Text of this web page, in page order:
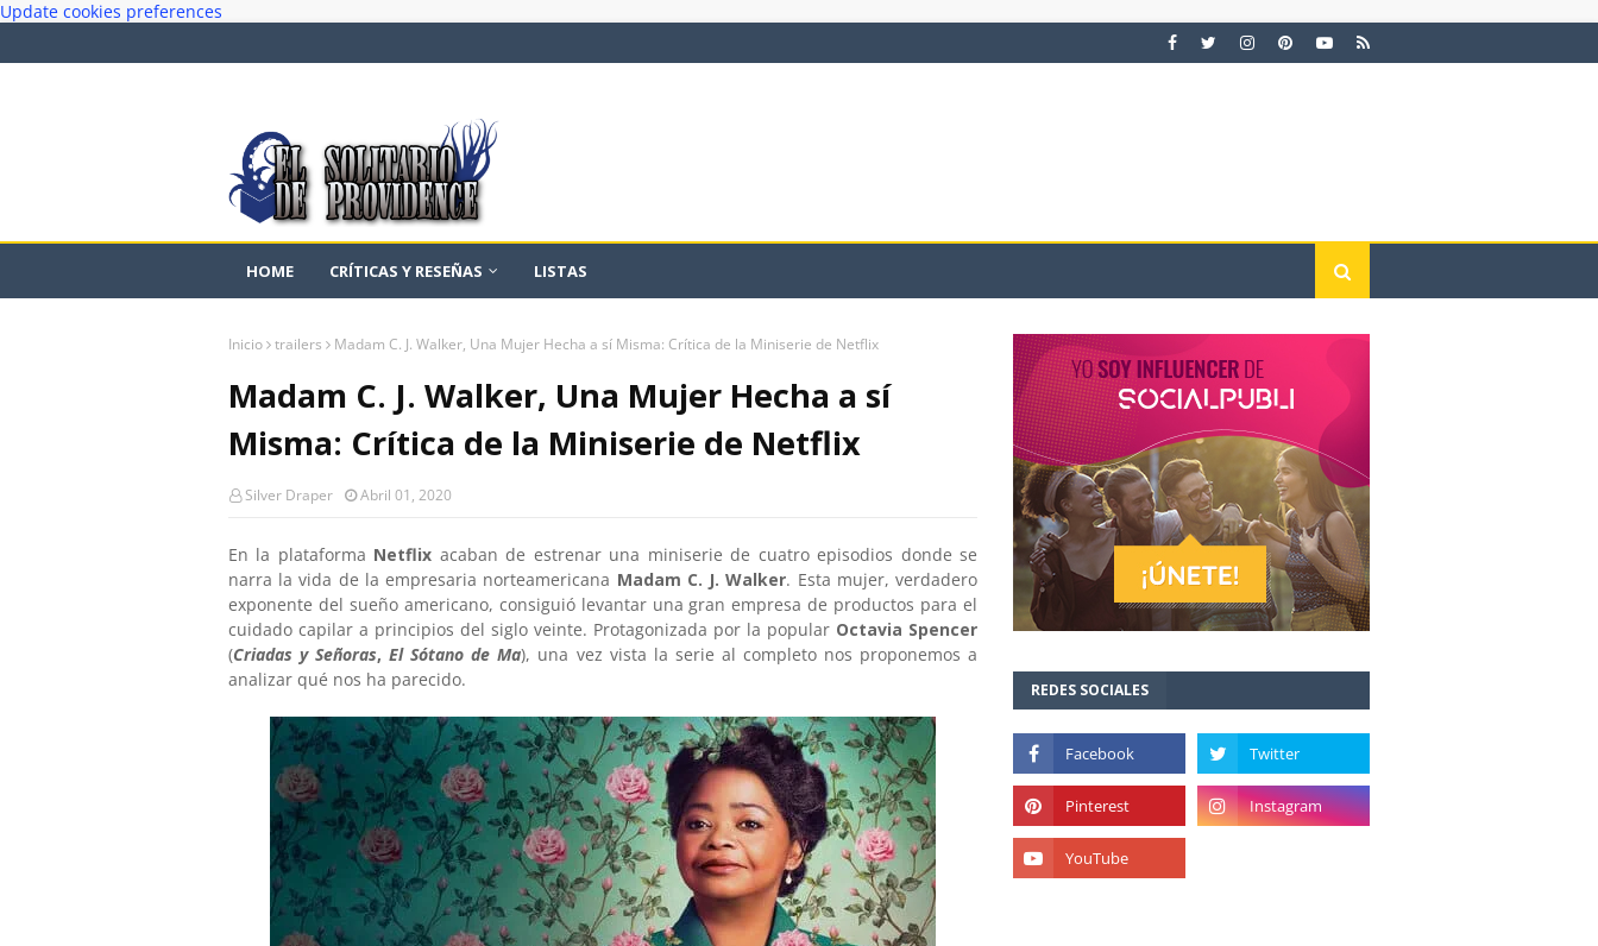
Update cookies preferences
HOME CRÍTICAS Y RESEÑAS LISTAS
Inicio trailers Madam C. J. Walker, Una Mujer Hecha a sí Misma: Crítica de la Miniserie de Netflix
Madam C. J. Walker, Una Mujer Hecha a sí
Misma: Crítica de la Miniserie de Netflix
Silver Draper Abril 01, 2020
En la plataforma Netflix acaban de estrenar una miniserie de cuatro episodios donde se
narra la vida de la empresaria norteamericana Madam C. J. Walker. Esta mujer, verdadero
exponente del sueño americano, consiguió levantar una gran empresa de productos para el
cuidado capilar a principios del siglo veinte. Protagonizada por la popular Octavia Spencer
(Criadas y Señoras,El Sótano de Ma), una vez vista la serie al completo nos proponemos a
analizar qué nos ha parecido.
REDES SOCIALES